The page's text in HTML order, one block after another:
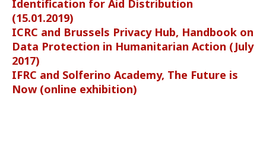
Identification for Aid Distribution
(15.01.2019)
ICRC and Brussels Privacy Hub, Handbook on
Data Protection in Humanitarian Action (July
2017)
IFRC and Solferino Academy, The Future is
Now (online exhibition)